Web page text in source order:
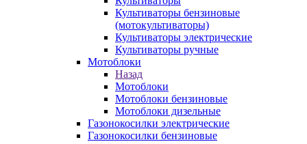
Культиваторы бензиновые
(мотокультиваторы)
Культиваторы электрические
Культиваторы ручные
Мотоблоки
Назад
Мотоблоки
Мотоблоки бензиновые
Мотоблоки дизельные
Газонокосилки электрические
Газонокосилки бензиновые